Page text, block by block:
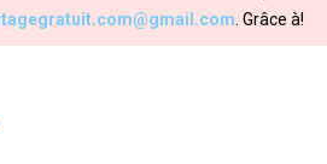
. Grâce à!